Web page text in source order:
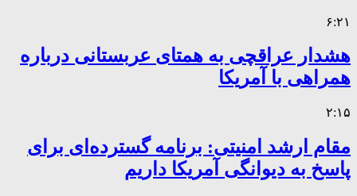
۶:۲۱
هشدار عراقچی به همتای عربستانی درباره
همراهی با آمریکا
۲:۱۵
مقام ارشد امنیتی: برنامه گسترده‌ای برای
پاسخ به دیوانگی آمریکا داریم